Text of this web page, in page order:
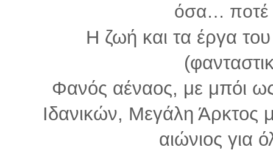
όσα… ποτέ
Η ζωή και τα έργα
Φανός αέναος, με μπόι
Ιδανικών, Μεγάλη Άρκτος
αιώνιος για